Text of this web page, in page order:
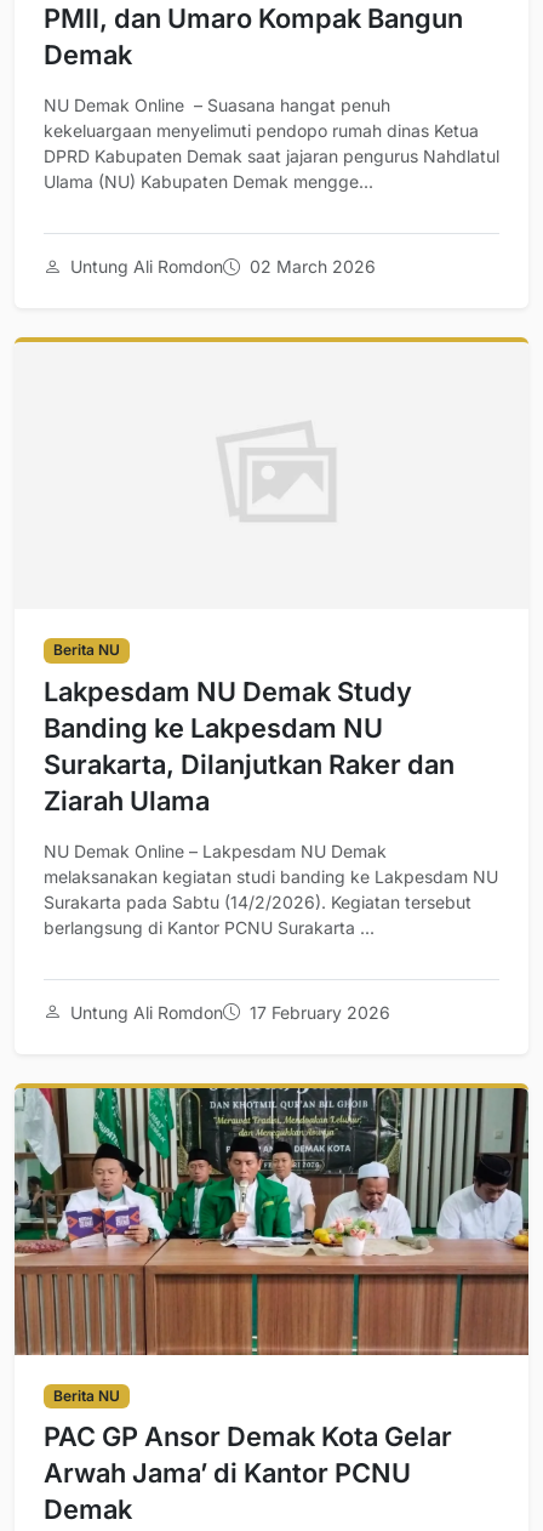
PMII, dan Umaro Kompak Bangun
Demak
NU Demak Online – Suasana hangat penuh
kekeluargaan menyelimuti pendopo rumah dinas Ketua
DPRD Kabupaten Demak saat jajaran pengurus Nahdlatul
Ulama (NU) Kabupaten Demak mengge...
Untung Ali Romdon 02 March 2026
Berita NU
Lakpesdam NU Demak Study
Banding ke Lakpesdam NU
Surakarta, Dilanjutkan Raker dan
Ziarah Ulama
NU Demak Online – Lakpesdam NU Demak
melaksanakan kegiatan studi banding ke Lakpesdam NU
Surakarta pada Sabtu (14/2/2026). Kegiatan tersebut
berlangsung di Kantor PCNU Surakarta ...
Untung Ali Romdon 17 February 2026
Berita NU
PAC GP Ansor Demak Kota Gelar
Arwah Jama’ di Kantor PCNU
Demak